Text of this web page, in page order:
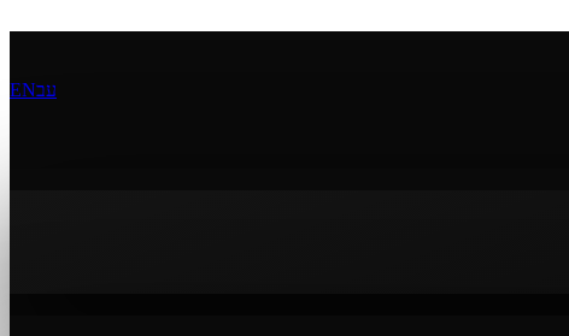
ENעב